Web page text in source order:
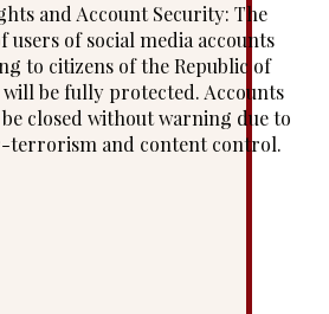
and Account Security: The
users of social media accounts
to citizens of the Republic of
be fully protected. Accounts
closed without warning due to
terrorism and content control.